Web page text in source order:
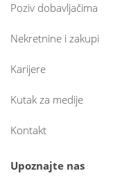
Poziv dobavljačima
Nekretnine i zakupi
Karijere
Kutak za medije
Kontakt
Upoznajte nas